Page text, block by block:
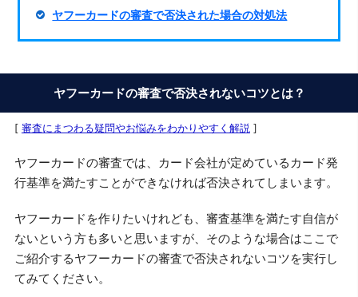
ヤフーカードの審査で否決された場合の対処法
ヤフーカードの審査で否決されないコツとは？
[ 審査にまつわる疑問やお悩みをわかりやすく解説 ]
ヤフーカードの審査では、カード会社が定めているカード発
行基準を満たすことができなければ否決されてしまいます。
ヤフーカードを作りたいけれども、審査基準を満たす自信が
ないという方も多いと思いますが、そのような場合はここで
ご紹介するヤフーカードの審査で否決されないコツを実行し
てみてください。